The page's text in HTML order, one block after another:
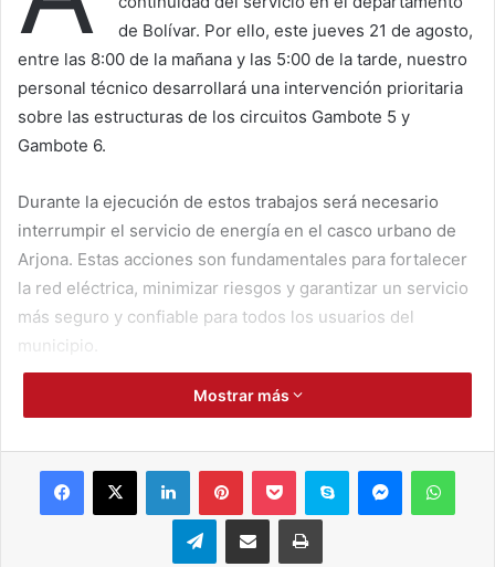
de Bolívar. Por ello, este jueves 21 de agosto,
entre las 8:00 de la mañana y las 5:00 de la tarde, nuestro
personal técnico desarrollará una intervención prioritaria
sobre las estructuras de los circuitos Gambote 5 y
Gambote 6.
Durante la ejecución de estos trabajos será necesario
interrumpir el servicio de energía en el casco urbano de
Arjona. Estas acciones son fundamentales para fortalecer
la red eléctrica, minimizar riesgos y garantizar un servicio
más seguro y confiable para todos los usuarios del
municipio.
Afinia agradece la comprensión de la comunidad y reitera
y mantenimiento para asegurar una infraestructura
moderna y al servicio del bienestar de los arjoneros.
Mostrar más
Telegram Compartir por correo electrónico Imprimir